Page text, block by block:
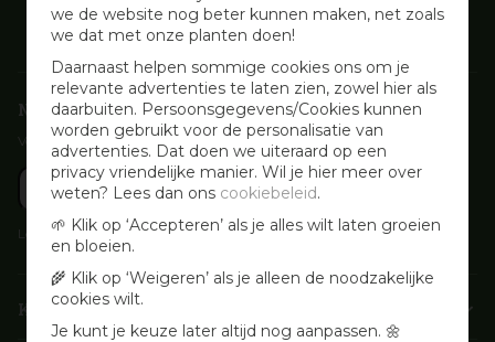
we de website nog beter kunnen maken, net zoals
we dat met onze planten doen!
Daarnaast helpen sommige cookies ons om je
relevante advertenties te laten zien, zowel hier als
daarbuiten. Persoonsgegevens/Cookies kunnen
worden gebruikt voor de personalisatie van
advertenties. Dat doen we uiteraard op een
privacy vriendelijke manier. Wil je hier meer over
weten? Lees dan ons cookiebeleid.
🌱 Klik op ‘Accepteren’ als je alles wilt laten groeien
en bloeien.
🌾 Klik op ‘Weigeren’ als je alleen de noodzakelijke
cookies wilt.
Je kunt je keuze later altijd nog aanpassen. 🌼
Nieuwsbrief aanmelden
Voor wekelijkse aanbiedingen, activiteiten en inspirerende tips
Lees onzePrivacyverklaring
Klantenservice